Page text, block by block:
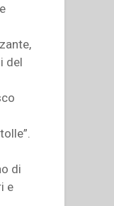
del
di
e